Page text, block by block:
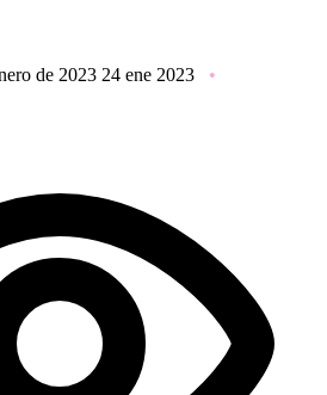
de 2023 24 ene 2023